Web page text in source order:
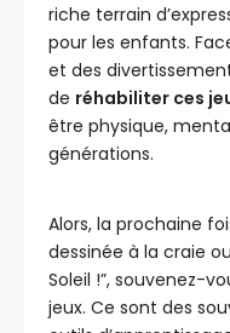
riche terrain
pour les enfants.
et des
de réhabiliter ces
être physique,
générations.
Alors, la prochaine
dessinée à la craie
Soleil !”, souvenez-
jeux. Ce sont des